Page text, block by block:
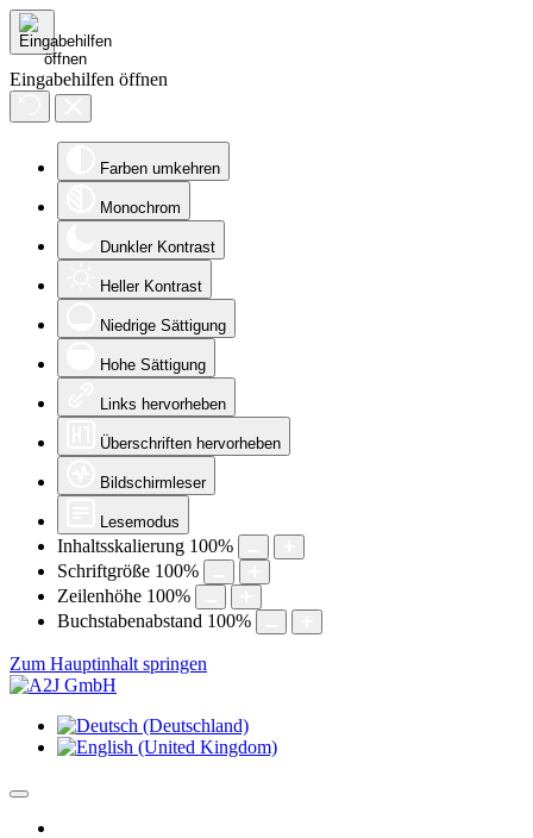
Eingabehilfen öffnen
Farben umkehren
Monochrom
Dunkler Kontrast
Heller Kontrast
Niedrige Sättigung
Hohe Sättigung
Links hervorheben
Überschriften hervorheben
Bildschirmleser
Lesemodus
Inhaltsskalierung 100%
Schriftgröße 100%
Zeilenhöhe 100%
Buchstabenabstand 100%
Zum Hauptinhalt springen